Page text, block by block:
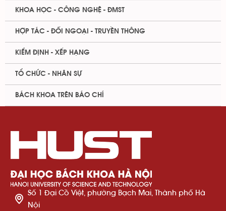
KHOA HỌC - CÔNG NGHỆ - ĐMST
HỢP TÁC - ĐỐI NGOẠI - TRUYỀN THÔNG
KIỂM ĐỊNH - XẾP HẠNG
TỔ CHỨC - NHÂN SỰ
BÁCH KHOA TRÊN BÁO CHÍ
Số 1 Đại Cồ Việt, phường Bạch Mai, Thành phố Hà
Nội